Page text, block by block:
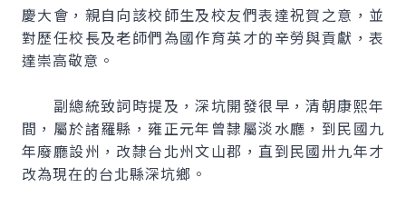
慶大會，親自向該校師生及校友們表達祝賀之意，並
對歷任校長及老師們為國作育英才的辛勞與貢獻，表
達崇高敬意。
副總統致詞時提及，深坑開發很早，清朝康熙年
間，屬於諸羅縣，雍正元年曾隸屬淡水廳，到民國九
年廢廳設州，改隸台北州文山郡，直到民國卅九年才
改為現在的台北縣深坑鄉。